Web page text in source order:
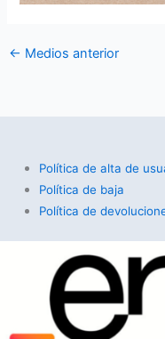
← Medios anterior
Política de alta de
Política de baja
Política de